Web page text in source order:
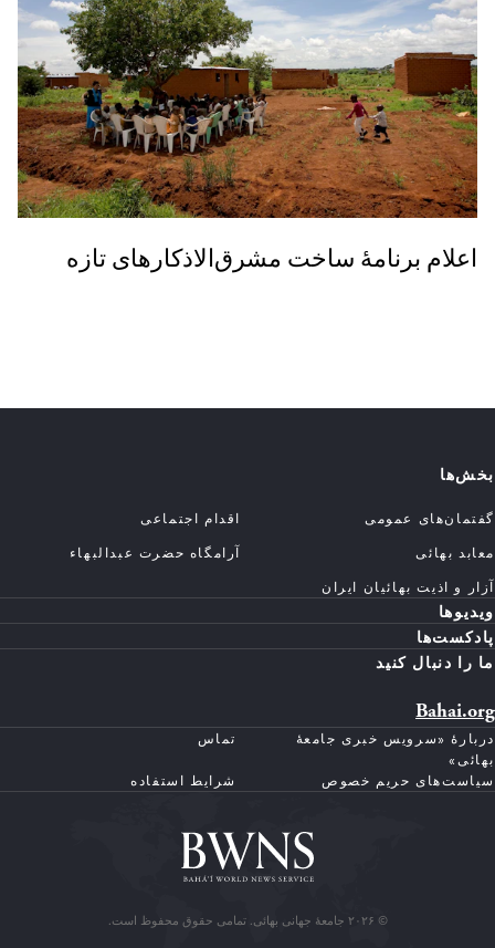
اعلام برنامۀ ساخت مشرق‌الاذکارهای تازه
بخش‌ها
گفتمان‌های عمومی
اقدام اجتماعی
معابد بهائی
آرامگاه حضرت عبدالبهاء
آزار و اذیت بهائیان ایران
ویدیوها
پادکست‌ها
ما را دنبال کنید
Bahai.org
دربارهٔ «سرویس خبری جامعهٔ
بهائی»
تماس
سیاست‌های حریم خصوص شرایط استفاده
© ۲۰۲۶ جامعهٔ جهانی بهائی. تمامی حقوق محفوظ است.